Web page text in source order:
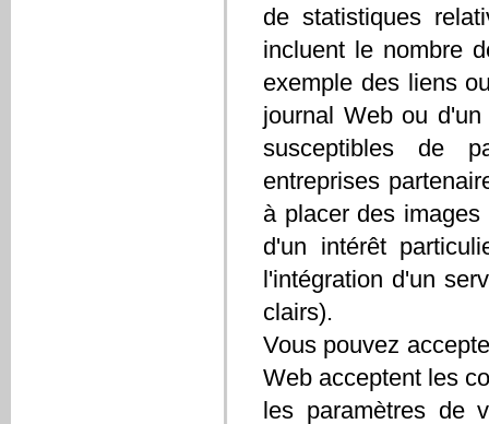
de statistiques
incluent le nombre
exemple des liens
journal Web ou
susceptibles de
entreprises
à placer des
d'un intérêt
l'intégration d'un
clairs).
Vous pouvez
Web acceptent les
les paramètres de